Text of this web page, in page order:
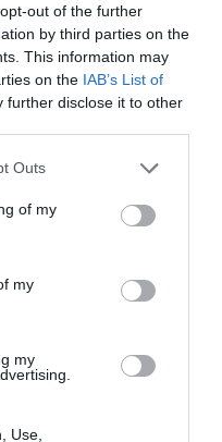
out of the further
by third parties on the
This information may
on the IAB’s List of
further disclose it to other
one or more Google
You may click to
its third-party tags to
in below Google
Outs
of my
my
my
Use,
Fotó:VIRTU Étterem.
bélszín
méltó tisztelgés
vonalat a
képviseli.
mousse
illetve a
Group jóvoltából az
Bollinger pezsgővel